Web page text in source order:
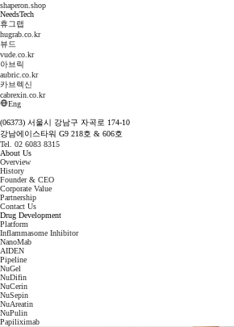
shaperon.shop
NeedsTech
휴그랩
hugrab.co.kr
뷰드
vude.co.kr
아브릭
aubric.co.kr
카브렉신
cabrexin.co.kr
Eng
(06373) 서울시 강남구 자곡로 174-10
강남에이스타워 G9 218호 & 606호
Tel. 02 6083 8315
About Us
Overview
History
Founder & CEO
Corporate Value
Partnership
Contact Us
Drug Development
Platform
Inflammasome Inhibitor
NanoMab
AIDEN
Pipeline
NuGel
NuDifin
NuCerin
NuSepin
NuAreatin
NuPulin
Papiliximab